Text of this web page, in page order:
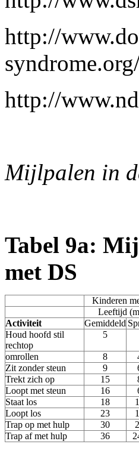
http://
http://
Mijlpalen in
Tabel 9a:
Kinderen
Leeftijd
Activiteit
Gemiddeld
Houd hoofd stil
rechtop
5
omrollen 8
Zit zonder steun
9
Trekt zich op
15
Loopt met steun
16
Staat los
18
Loopt los
23
Trap op met hulp
30
Trap af met hulp
36